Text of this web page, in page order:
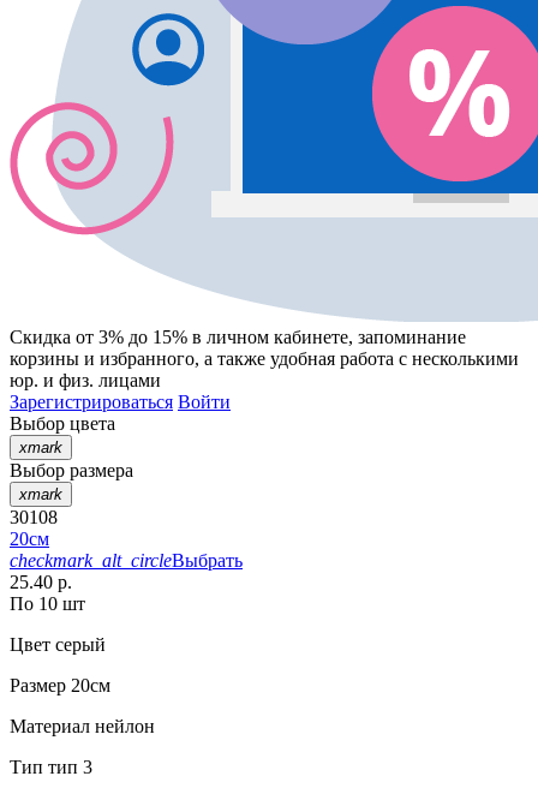
Скидка от 3% до 15% в личном кабинете, запоминание
корзины и избранного, а также удобная работа с несколькими
юр. и физ. лицами
Зарегистрироваться Войти
Выбор цвета
xmark
Выбор размера
xmark
30108
20см
checkmark_alt_circleВыбрать
25.40 р.
По 10 шт
Цвет серый
Размер 20см
Материал нейлон
Тип тип 3